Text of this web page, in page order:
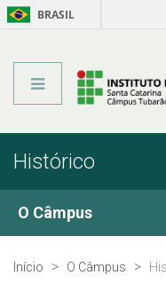
BRASIL
Histórico
O Câmpus
Histórico
Início O Câmpus